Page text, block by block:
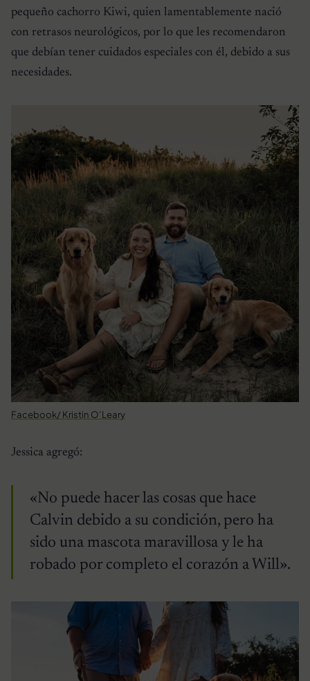
pequeño cachorro Kiwi, quien lamentablemente nació
con retrasos neurológicos, por lo que les recomendaron
que debían tener cuidados especiales con él, debido a sus
necesidades.
Facebook/ Kristin O’Leary
Jessica agregó:
«No puede hacer las cosas que hace
Calvin debido a su condición, pero ha
sido una mascota maravillosa y le ha
robado por completo el corazón a Will».